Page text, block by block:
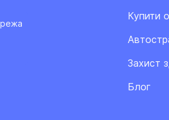
Купити
Захист
Блог